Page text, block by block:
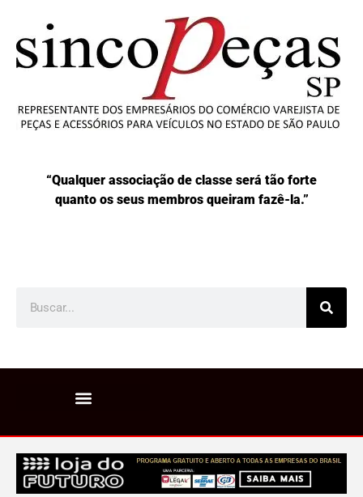
“Qualquer associação de classe será tão forte
quanto os seus membros queiram fazê-la.”